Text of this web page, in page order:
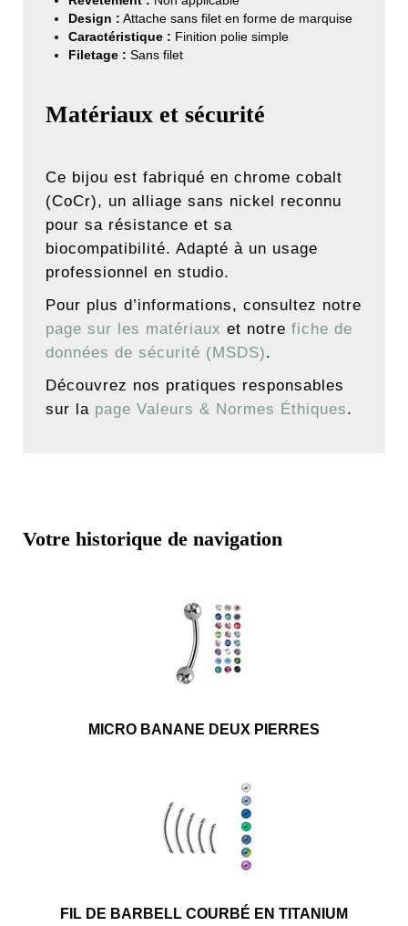
Design : Attache sans filet en forme de marquise
Caractéristique : Finition polie simple
Filetage : Sans filet
Matériaux et sécurité
Ce bijou est fabriqué en chrome cobalt
(CoCr), un alliage sans nickel reconnu
pour sa résistance et sa
biocompatibilité. Adapté à un usage
professionnel en studio.
Pour plus d’informations, consultez notre
page sur les matériaux et notre fiche de
données de sécurité (MSDS).
Découvrez nos pratiques responsables
sur la page Valeurs & Normes Éthiques.
Votre historique de navigation
MICRO BANANE DEUX PIERRES
FIL DE BARBELL COURBÉ EN TITANIUM